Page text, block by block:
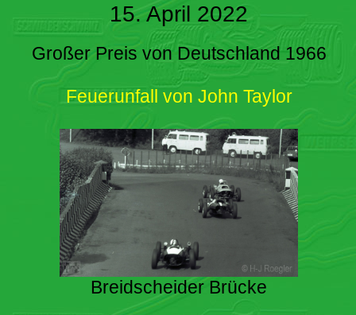
15. April 2022
Großer Preis von Deutschland 1966
Feuerunfall von John Taylor
Breidscheider Brücke